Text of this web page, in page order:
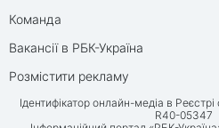
Команда
Вакансії в РБК-Україна
Розмістити рекламу
Ідентифікатор онлайн-медіа в
R40-05347